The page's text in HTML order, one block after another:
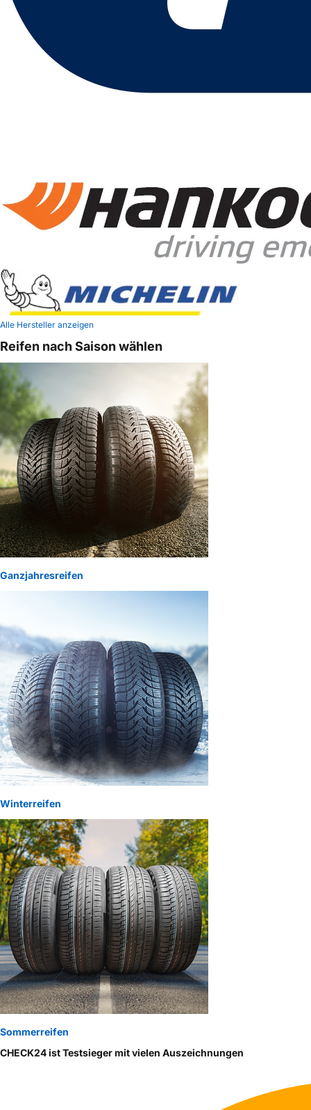
Alle Hersteller anzeigen
Reifen nach Saison wählen
Ganzjahresreifen
Winterreifen
Sommerreifen
CHECK24 ist Testsieger mit vielen Auszeichnungen